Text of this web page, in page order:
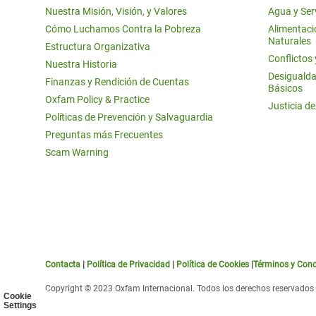
Cookie
Settings
Nuestra Misión, Visión, y Valores
Cómo Luchamos Contra la Pobreza
Estructura Organizativa
Nuestra Historia
Finanzas y Rendición de Cuentas
Oxfam Policy & Practice
Políticas de Prevención y Salvaguardia
Preguntas más Frecuentes
Scam Warning
Agua y
Naturales
Conflictos
Básicos
Justicia de
Contacta Política de Privacidad Política de Cookies Términos y
Copyright © 2023 Oxfam Internacional. Todos los derechos reservados